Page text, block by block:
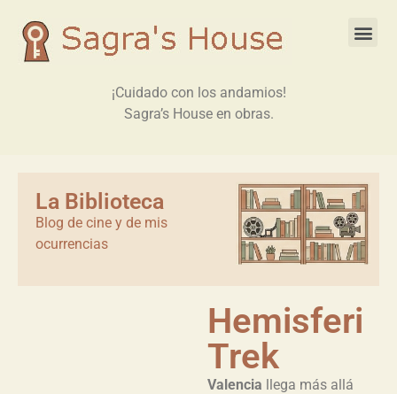
¡Cuidado con los andamios!
Sagra’s House en obras.
La Biblioteca
Blog de cine y de mis
ocurrencias
Hemisferi
Trek
Valencia llega más allá